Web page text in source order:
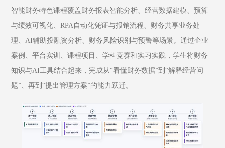
智能财务特色课程覆盖财务报表智能分析、经营数据建模、预算
与绩效可视化、RPA自动化凭证与报销流程、财务共享业务处
理、AI辅助投融资分析、财务风险识别与预警等场景。通过企业
案例、平台实训、课程项目、学科竞赛和实习实践，学生将财务
知识与AI工具结合起来，完成从“看懂财务数据”到“解释经营问
题”、再到“提出管理方案”的能力跃迁。